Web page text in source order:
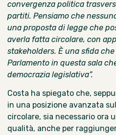
convergenza politica
partiti. Pensiamo che
una proposta di legge che
averla fatta circolare, con
stakeholders. È una sfida
Parlamento in questa sala
democrazia legislativa”.
Costa ha spiegato che,
in una posizione avanzata
circolare, sia necessario ora
qualità, anche per